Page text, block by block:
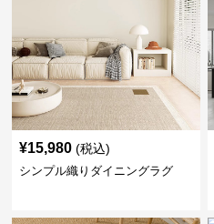
¥15,980 (税込)
シンプル織りダイニングラグ